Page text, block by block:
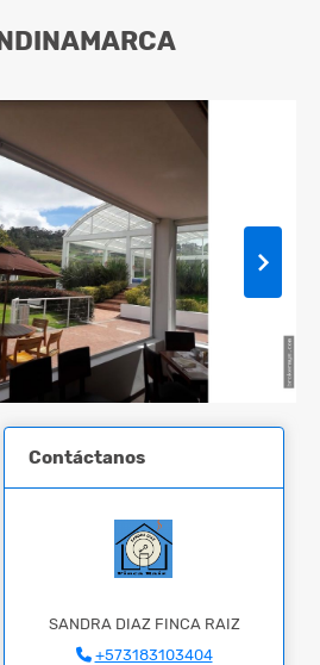
Contáctanos
SANDRA DIAZ FINCA RAIZ
+573183103404